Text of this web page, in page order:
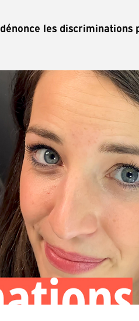
dénonce les discriminations